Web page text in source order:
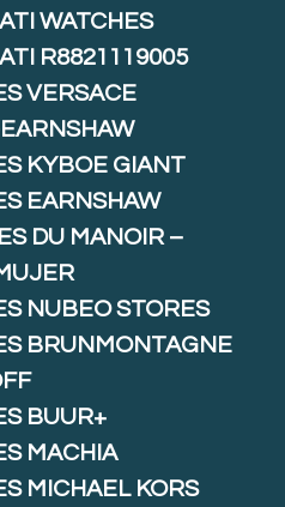
WATCHES
R8821119005
VERSACE
KYBOE GIANT
EARNSHAW
DU MANOIR –
NUBEO STORES
BRUNMONTAGNE
BUUR+
MACHIA
MICHAEL KORS